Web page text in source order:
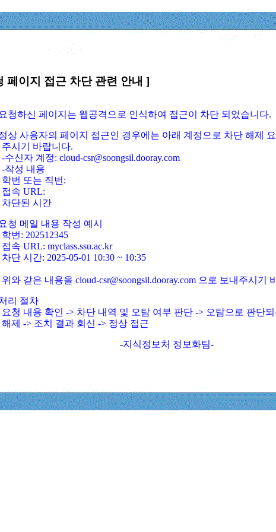
페이지 접근 차단 관련 안내 ]
청하신 페이지는 웹공격으로 인식하여 접근이 차단 되었습니다.
상 사용자의 페이지 접근인 경우에는 아래 계정으로 차단 해제
주시기 바랍니다.
-수신자 계정: cloud-csr@soongsil.dooray.com
-작성 내용
학번 또는 직번:
접속 URL:
차단된 시간
청 메일 내용 작성 예시
학번: 202512345
접속 URL: myclass.ssu.ac.kr
차단 시간: 2025-05-01 10:30 ~ 10:35
위와 같은 내용을 cloud-csr@soongsil.dooray.com 으로 보내주시기
리 절차
요청 내용 확인 -> 차단 내역 및 오탐 여부 판단 -> 오탐으로 판단
해제 -> 조치 결과 회신 -> 정상 접근
-지식정보처 정보화팀-